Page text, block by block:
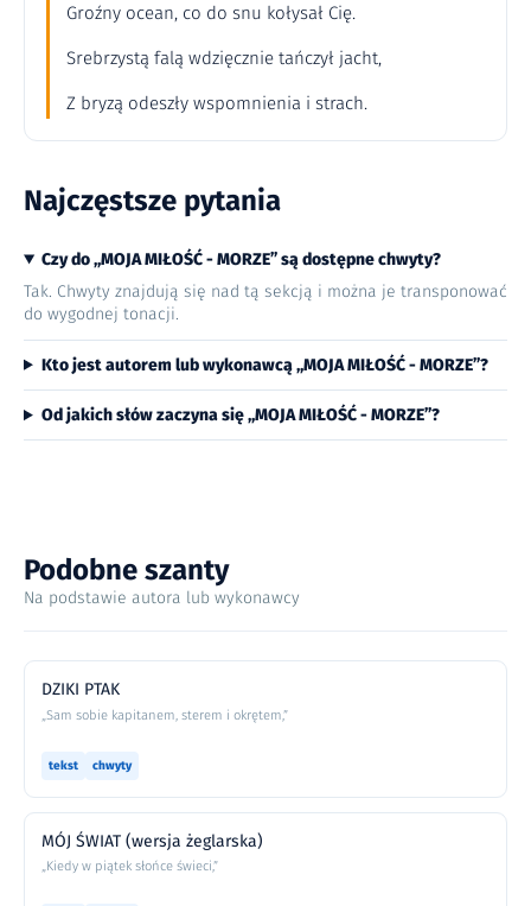
Groźny ocean, co do snu kołysał Cię.
Srebrzystą falą wdzięcznie tańczył jacht,
Z bryzą odeszły wspomnienia i strach.
Najczęstsze pytania
Czy do „MOJA MIŁOŚĆ - MORZE” są dostępne chwyty?
Tak. Chwyty znajdują się nad tą sekcją i można je transponować
do wygodnej tonacji.
Kto jest autorem lub wykonawcą „MOJA MIŁOŚĆ - MORZE”?
Od jakich słów zaczyna się „MOJA MIŁOŚĆ - MORZE”?
Podobne szanty
Na podstawie autora lub wykonawcy
DZIKI PTAK
„Sam sobie kapitanem, sterem i okrętem,”
tekst chwyty
MÓJ ŚWIAT (wersja żeglarska)
„Kiedy w piątek słońce świeci,”